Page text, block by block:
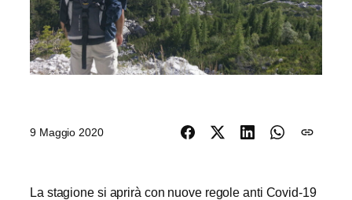
9 Maggio 2020
La stagione si aprirà con nuove regole anti Covid-19